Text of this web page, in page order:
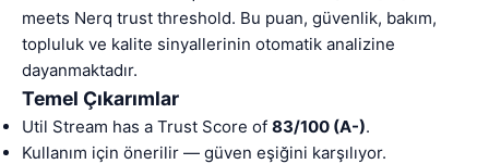
meets Nerq trust threshold. Bu puan, güvenlik, bakım,
topluluk ve kalite sinyallerinin otomatik analizine
dayanmaktadır.
Temel Çıkarımlar
Util Stream has a Trust Score of 83/100 (A-).
Kullanım için önerilir — güven eşiğini karşılıyor.